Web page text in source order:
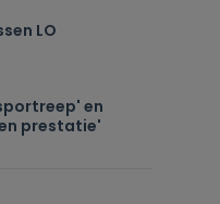
LO
en
prestatie'